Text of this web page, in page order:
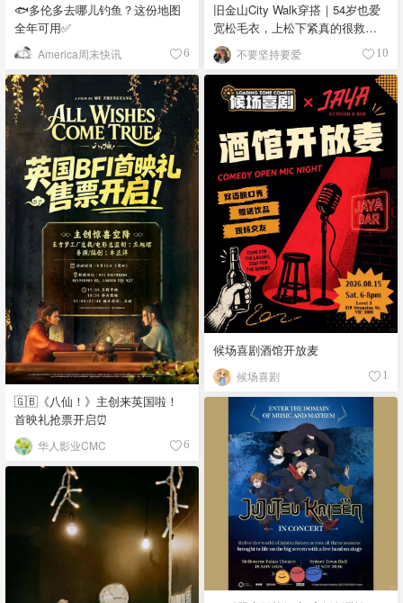
🐟多伦多去哪儿钓鱼？这份地图
全年可用✅
America周末快讯 6
旧金山City Walk穿搭｜54岁也爱
宽松毛衣，上松下紧真的很救比
例
不要坚持要爱 10
🇬🇧《八仙！》主创来英国啦！
首映礼抢票开启⏰
华人影业CMC 6
候场喜剧酒馆开放麦
候场喜剧 1